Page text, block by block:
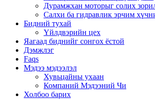
Дурамжхан моторыг солих
Салхи ба гидравлик эрчим
Бидний тухай
Үйлдвэрийн цех
Яагаад биднийг сонгох ёстой
Дэмжлэг
Faqs
Мэдээ мэдээлэл
Хувьцайны ухаан
Компаний Мэдээний Чи
Холбоо барих